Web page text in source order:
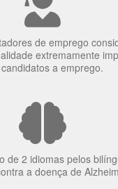
de emprego
extremamente
de 2 idiomas pelos
a doença de